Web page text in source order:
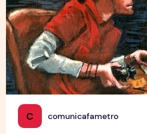
C comunicafametro